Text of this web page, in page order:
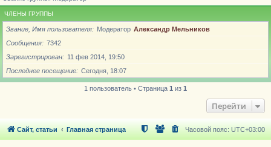
ЧЛЕНЫ ГРУППЫ
Звание, Имя пользователя Модератор Александр Мельников
Сообщения
7342
Зарегистрирован
11 фев 2014, 19:50
Последнее посещение
Сегодня, 18:07
1 пользователь • Страница 1 из 1
Перейти
Сайт, статьи Главная страница Часовой пояс: UTC+03:00